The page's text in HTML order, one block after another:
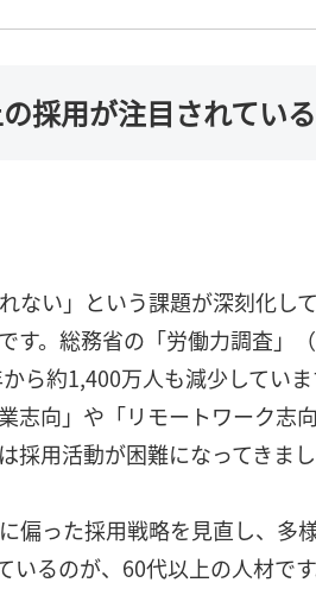
採用が注目されてい
ない」という課題が深刻化し
す。総務省の「労働力調査」
ら約1,400万人も減少していま
志向」や「リモートワーク志
用活動が困難になってきまし
偏った採用戦略を見直し、多
るのが、60代以上の人材です